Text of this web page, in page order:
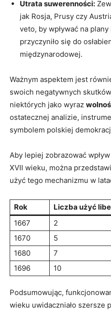
Utrata suwerenności:
jak⁢ Rosja, Prusy czy
veto,​ by wpływać ‍na
przyczyniło się do
międzynarodowej.
Ważnym aspektem jest
⁣swoich ⁢negatywnych
niektórych jako wyraz
ostatecznej analizie,
symbolem polskiej
Aby lepiej zobrazować
XVII wieku, można​
użyć tego mechanizmu⁤ w
Rok
Liczba użyć
1667
2
1670
5
1680
7
1696
10
Podsumowując,
wieku uwidaczniało szersze